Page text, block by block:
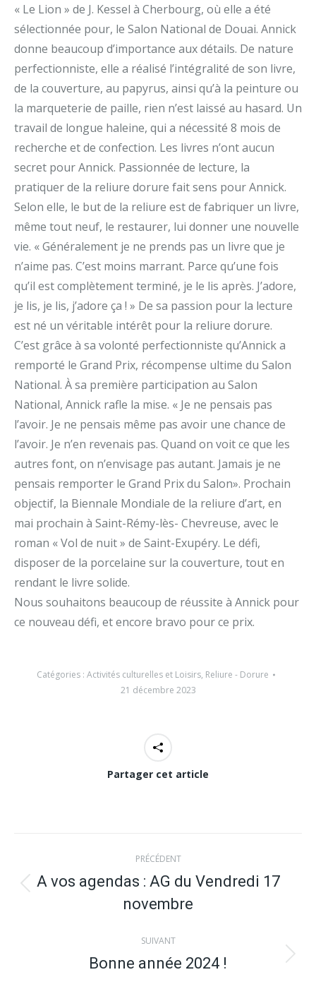
« Le Lion » de J. Kessel à Cherbourg, où elle a été
sélectionnée pour, le Salon National de Douai. Annick
donne beaucoup d’importance aux détails. De nature
perfectionniste, elle a réalisé l’intégralité de son livre,
de la couverture, au papyrus, ainsi qu’à la peinture ou
la marqueterie de paille, rien n’est laissé au hasard. Un
travail de longue haleine, qui a nécessité 8 mois de
recherche et de confection. Les livres n’ont aucun
secret pour Annick. Passionnée de lecture, la
pratiquer de la reliure dorure fait sens pour Annick.
Selon elle, le but de la reliure est de fabriquer un livre,
même tout neuf, le restaurer, lui donner une nouvelle
vie. « Généralement je ne prends pas un livre que je
n’aime pas. C’est moins marrant. Parce qu’une fois
qu’il est complètement terminé, je le lis après. J’adore,
je lis, je lis, j’adore ça ! » De sa passion pour la lecture
est né un véritable intérêt pour la reliure dorure.
C’est grâce à sa volonté perfectionniste qu’Annick a
remporté le Grand Prix, récompense ultime du Salon
National. À sa première participation au Salon
National, Annick rafle la mise. « Je ne pensais pas
l’avoir. Je ne pensais même pas avoir une chance de
l’avoir. Je n’en revenais pas. Quand on voit ce que les
autres font, on n’envisage pas autant. Jamais je ne
pensais remporter le Grand Prix du Salon». Prochain
objectif, la Biennale Mondiale de la reliure d’art, en
mai prochain à Saint-Rémy-lès- Chevreuse, avec le
roman « Vol de nuit » de Saint-Exupéry. Le défi,
disposer de la porcelaine sur la couverture, tout en
rendant le livre solide.
Nous souhaitons beaucoup de réussite à Annick pour
ce nouveau défi, et encore bravo pour ce prix.
Catégories : Activités culturelles et Loisirs, Reliure - Dorure
21 décembre 2023
Partager cet article
Navigation
article
PRÉCÉDENT
précédent
A vos agendas : AG du Vendredi 17
novembre
SUIVANT
Article
Bonne année 2024 !